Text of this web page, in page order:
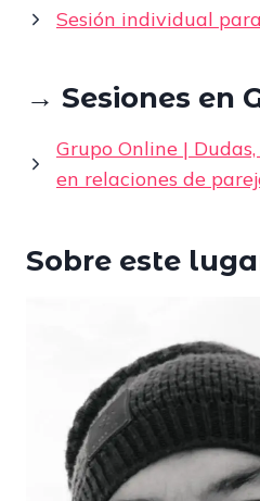
Sesión individual
→ Sesiones en
Grupo Online |
en relaciones de
Sobre este